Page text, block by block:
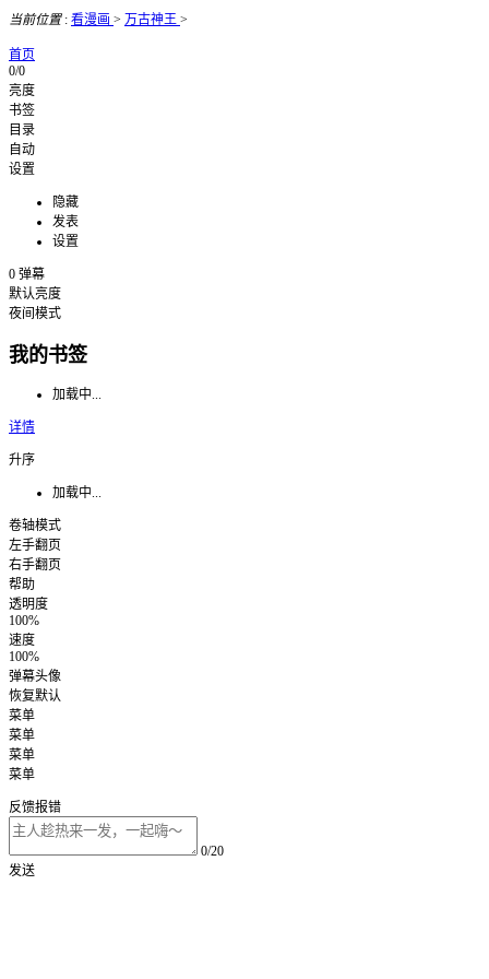
当前位置: 看漫画 > 万古神王 >
首页
0/0
亮度
书签
目录
自动
设置
隐藏
发表
设置
0 弹幕
默认亮度
夜间模式
我的书签
加载中...
详情
升序
加载中...
卷轴模式
左手翻页
右手翻页
帮助
透明度
100%
速度
100%
弹幕头像
恢复默认
菜单
菜单
菜单
菜单
反馈报错
0/20
发送